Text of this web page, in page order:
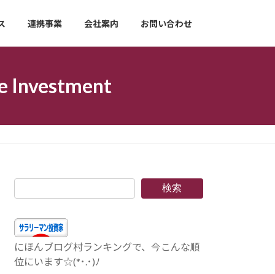
連携事業 会社案内 お問い合わせ
Investment
検索
にほんブログ村ランキングで、今こんな順
位にいます☆(*･.･)ﾉ